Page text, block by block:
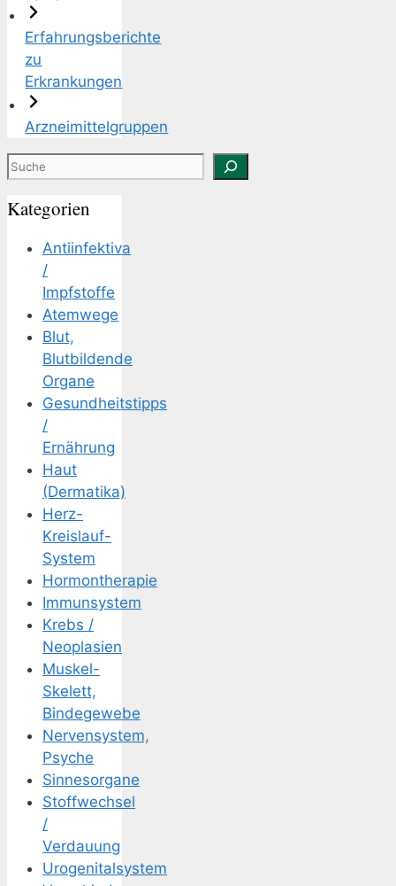
Erfahrungsberichte
zu
Erkrankungen
Arzneimittelgruppen
Suchen
Kategorien
Antiinfektiva
/
Impfstoffe
Atemwege
Blut,
Blutbildende
Organe
Gesundheitstipps
/
Ernährung
Haut
(Dermatika)
Herz-
Kreislauf-
System
Hormontherapie
Immunsystem
Krebs /
Neoplasien
Muskel-
Skelett,
Bindegewebe
Nervensystem,
Psyche
Sinnesorgane
Stoffwechsel
/
Verdauung
Urogenitalsystem